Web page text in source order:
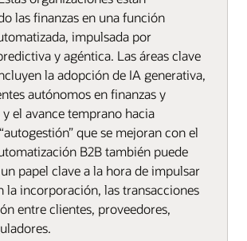
las finanzas en una función
impulsada por
y agéntica. Las áreas clave
la adopción de IA generativa,
autónomos en finanzas y
el avance temprano hacia
que se mejoran con el
B2B también puede
papel clave a la hora de impulsar
la incorporación, las transacciones
entre clientes, proveedores,